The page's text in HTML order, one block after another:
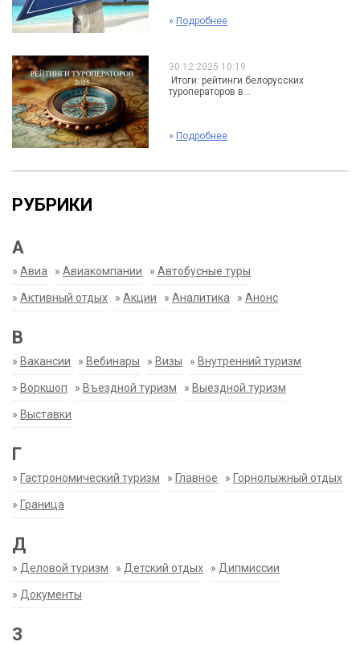
» Подробнее
30.12.2025 10:19
Итоги: рейтинги белорусских
туроператоров в...
» Подробнее
РУБРИКИ
А
» Авиа » Авиакомпании » Автобусные туры
» Активный отдых » Акции » Аналитика » Анонс
В
» Вакансии » Вебинары » Визы » Внутренний туризм
» Воркшоп » Въездной туризм » Выездной туризм
» Выставки
Г
» Гастрономический туризм » Главное » Горнолыжный отдых
» Граница
Д
» Деловой туризм » Детский отдых » Дипмиссии
» Документы
З